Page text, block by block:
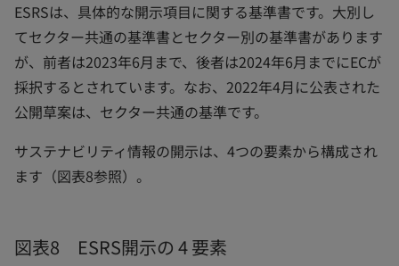
ESRSは、具体的な開示項目に関する基準書です。大別し
てセクター共通の基準書とセクター別の基準書があります
が、前者は2023年6月まで、後者は2024年6月までにECが
採択するとされています。なお、2022年4月に公表された
公開草案は、セクター共通の基準です。
サステナビリティ情報の開示は、4つの要素から構成され
ます（図表8参照）。
図表8 ESRS開示の 4 要素